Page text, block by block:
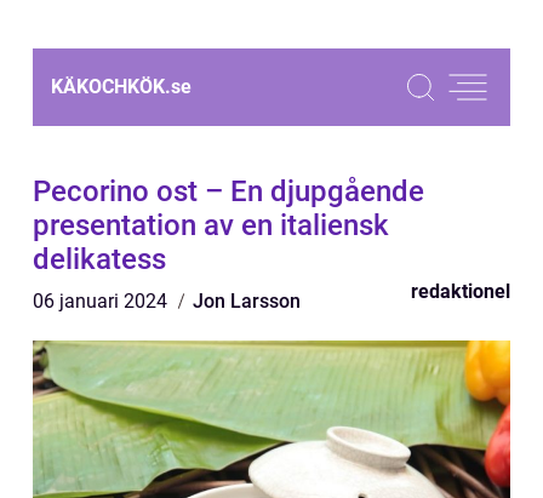
KÄKOCHKÖK.se
Pecorino ost – En djupgående
presentation av en italiensk
delikatess
06 januari 2024 Jon Larsson redaktionel